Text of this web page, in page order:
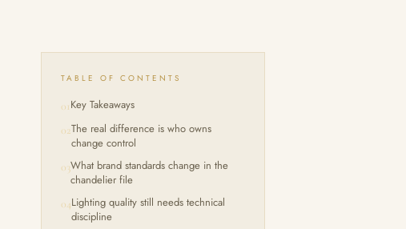
TABLE OF CONTENTS
01Key Takeaways
02The real difference is who owns
change control
03What brand standards change in the
chandelier file
04Lighting quality still needs technical
discipline